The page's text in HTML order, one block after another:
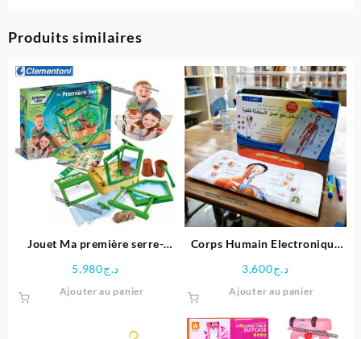
Produits similaires
Jouet Ma première serre-
د.ج5,980
Ajouter au panier
Corps Humain Electronique
د.ج3,600
Ajouter au panier